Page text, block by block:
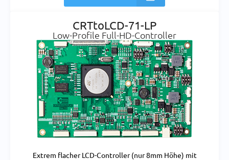
CRTtoLCD-71-LP
Low-Profile Full-HD-Controller
Extrem flacher LCD-Controller (nur 8mm Höhe) mit